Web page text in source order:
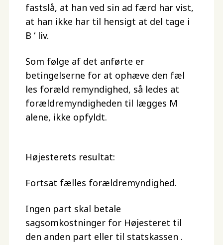
fastslå, at han ved sin ad færd har vist,
at han ikke har til hensigt at del tage i
B ‘ liv.
Som følge af det anførte er
betingelserne for at ophæve den fæl
les foræld remyndighed, så ledes at
forældremyndigheden til lægges M
alene, ikke opfyldt.
Højesterets resultat:
Fortsat fælles forældremyndighed.
Ingen part skal betale
sagsomkostninger for Højesteret til
den anden part eller til statskassen .